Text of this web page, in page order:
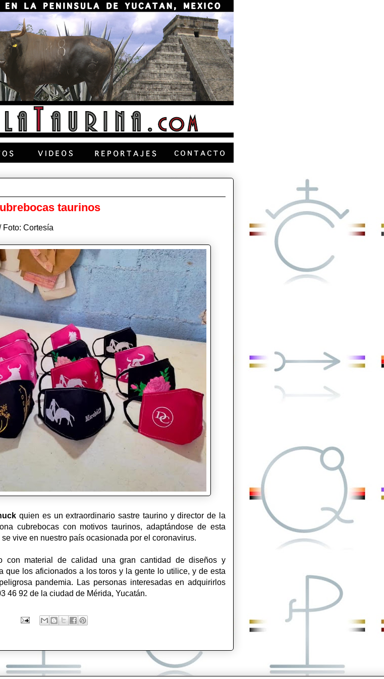
taurinos
Foto: Cortesía
quien es un extraordinario sastre taurino y director de la
cubrebocas con motivos taurinos, adaptándose de esta
vive en nuestro país ocasionada por el coronavirus.
con material de calidad una gran cantidad de diseños y
que los aficionados a los toros y la gente lo utilice, y de esta
pandemia. Las personas interesadas en adquirirlos
46 92 de la ciudad de Mérida, Yucatán.